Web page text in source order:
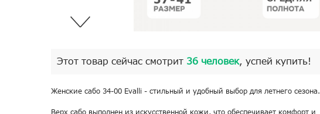
Этот товар сейчас смотрит 36 человек, успей купить!
Женские сабо 34-00 Evalli - стильный и удобный выбор для летнего сезона.